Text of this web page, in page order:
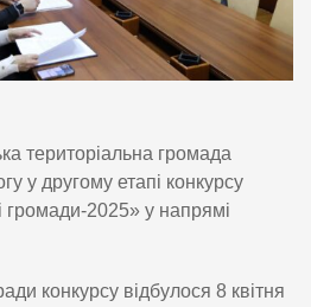
територіальна громада
у другому етапі конкурсу
громади-2025» у напрямі
конкурсу відбулося 8 квітня